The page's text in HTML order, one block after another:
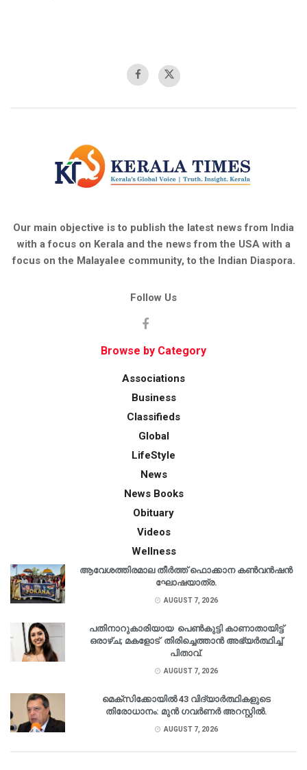
Our main objective is to publish the latest news from India
with a focus on Kerala and the news from the USA with a
focus on the Malayalee community, to the Indian Diaspora.
Follow Us
Browse by Category
Associations
Business
Classifieds
Global
LifeStyle
News
News Books
Obituary
Videos
Wellness
ആവേശത്തിരമാല തീർത്ത് ഫൊക്കാന കൺവൻഷൻ
ഘോഷയാത്ര.
AUGUST 7, 2026
പതിനാറുകാരിയായ പെൺകുട്ടി കാണാതായിട്ട്
ഒരാഴ്ച; മകളോട് തിരിച്ചെത്താൻ അഭ്യർത്ഥിച്ച്
പിതാവ്.
AUGUST 7, 2026
മെക്‌സിക്കോയിൽ 43 വിദ്യാർത്ഥികളുടെ
തിരോധാനം: മുൻ ഗവർണർ അറസ്റ്റിൽ.
AUGUST 7, 2026